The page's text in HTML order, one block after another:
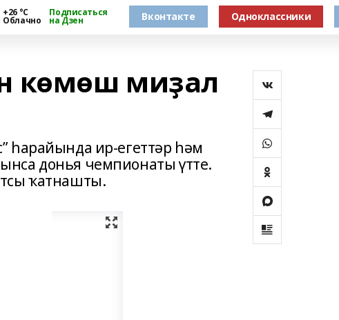
+26 °С
Облачно
Подписаться
на Дзен Вконтакте Одноклассники
көмөш миҙал
һарайында ир-егеттәр һәм
донья чемпионаты үтте.
ҡатнашты.